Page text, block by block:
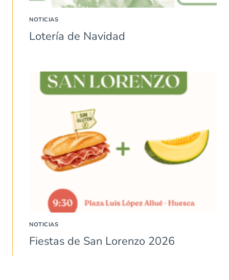
NOTICIAS
Lotería de Navidad
NOTICIAS
Fiestas de San Lorenzo 2026